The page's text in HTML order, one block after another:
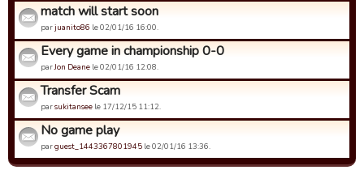
match will start soon
parjuanito86 le 02/01/16 16:00.
Every game in championship 0-0
parJon Deane le 02/01/16 12:08.
Transfer Scam
parsukitansee le 17/12/15 11:12.
No game play
parguest_1443367801945 le 02/01/16 13:36.